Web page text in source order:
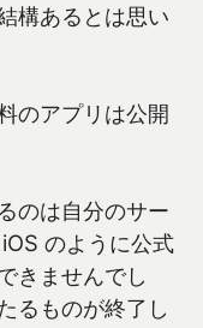
構あるとは思い
のアプリは公開
のは自分のサー
のように公式
きませんでし
るものが終了し